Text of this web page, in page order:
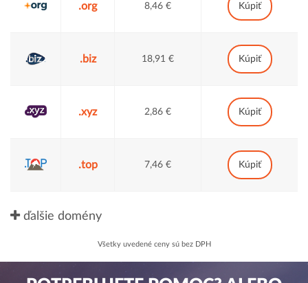
.org 8,46 € Kúpiť
.biz 18,91 € Kúpiť
.xyz 2,86 € Kúpiť
.top 7,46 € Kúpiť
ďalšie domény
Všetky uvedené ceny sú bez DPH